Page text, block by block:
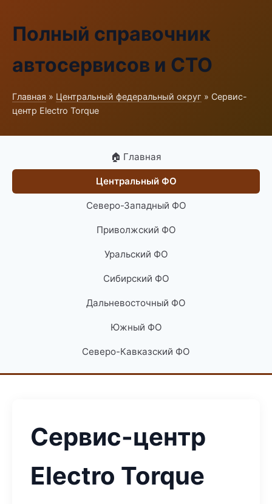
Полный справочник
автосервисов и СТО
Главная » Центральный федеральный округ » Сервис-
центр Electro Torque
🏠 Главная
Центральный ФО
Северо-Западный ФО
Приволжский ФО
Уральский ФО
Сибирский ФО
Дальневосточный ФО
Южный ФО
Северо-Кавказский ФО
Сервис-центр
Electro Torque